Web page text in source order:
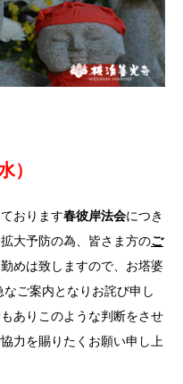
）
おります春彼岸法会につき
大予防の為、皆さま方のご
めは致しますので、お塔婆
ご案内となりお詫び申し
ありこのような判断をさせ
力を賜りたくお願い申し上